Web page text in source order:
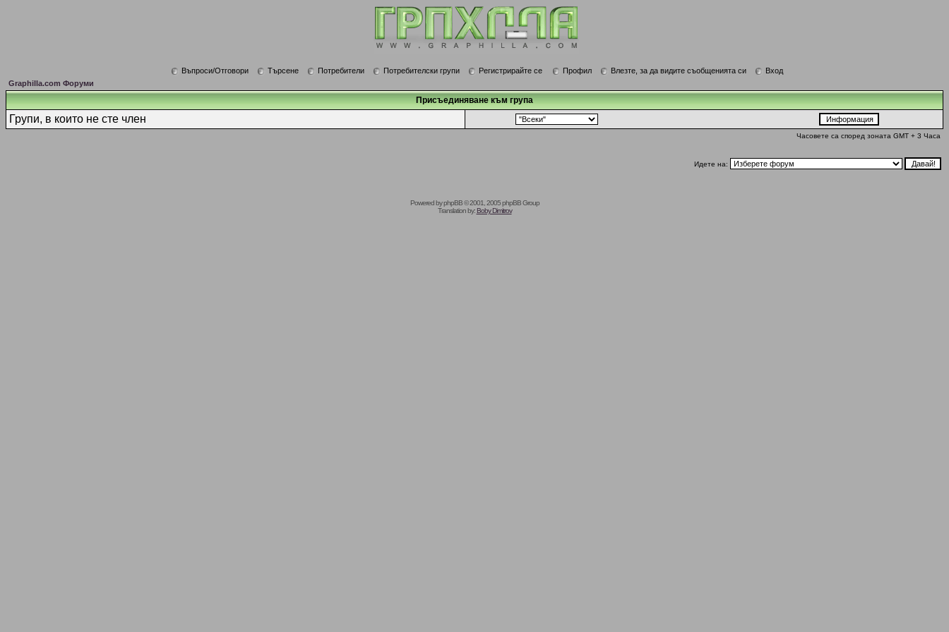
Въпроси/Отговори Търсене Потребители Потребителски групи Регистрирайте се Профил Влезте, за да видите съобщенията си
Вход
Graphilla.com Форуми
Присъединяване към група
Групи, в които не сте член
Часовете са според зоната GMT + 3 Часа
Идете на:
Powered byphpBB© 2001, 2005 phpBB Group
Translation by:Boby Dimitrov